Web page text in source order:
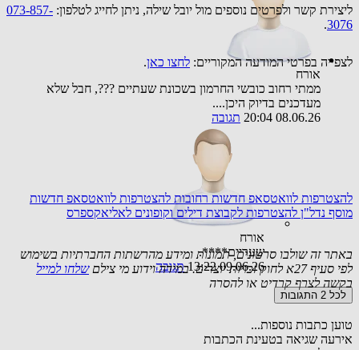
ליצירת קשר ולפרטים נוספים מול יובל שילה, ניתן לחייג לטלפון: 073-857-
3076
.
לצפייה בפרטי המודעה המקוריים: לחצו כאן.
להצטרפות לוואטסאפ חדשות רחובות להצטרפות לוואטסאפ חדשות
מוסף נדל"ן להצטרפות לקבוצת דילים וקופונים לאליאקספרס
באתר זה שולבו סרטונים, תמונות ומידע מהרשתות החברתיות בשימוש
לפי סעיף 27א לחוק זכויות יוצרים. במידה וידוע מי צילם
שלחו למייל
בקשה לצרף קרדיט או להסרה
אורח
ממתי רחוב כובשי החרמון בשכונת שעתיים ???, חבל שלא
מעדכנים בדיוק היכן....
08.06.26 20:04
תגובה
אורח
שעריים****.
09.06.26 13:22
תגובה
לכל 2 התגובות
טוען כתבות נוספות...
אירעה שגיאה בטעינת הכתבות